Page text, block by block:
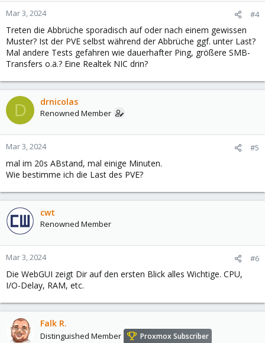
Mar 3, 2024 #4
Treten die Abbrüche sporadisch auf oder nach einem gewissen
Muster? Ist der PVE selbst während der Abbrüche ggf. unter Last?
Mal andere Tests gefahren wie dauerhafter Ping, größere SMB-
Transfers o.ä.? Eine Realtek NIC drin?
D drnicolas
Renowned Member
Mar 3, 2024 #5
mal im 20s ABstand, mal einige Minuten.
Wie bestimme ich die Last des PVE?
cwt
Renowned Member
Mar 3, 2024 #6
Die WebGUI zeigt Dir auf den ersten Blick alles Wichtige. CPU,
I/O-Delay, RAM, etc.
Falk R.
Distinguished Member Proxmox Subscriber